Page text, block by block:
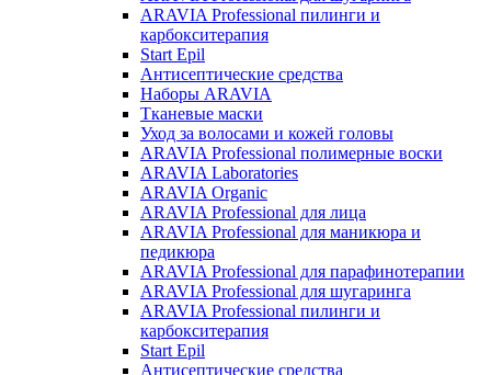
ARAVIA Professional пилинги и
карбокситерапия
Start Epil
Антисептические средства
Наборы ARAVIA
Тканевые маски
Уход за волосами и кожей головы
ARAVIA Professional полимерные воски
ARAVIA Laboratories
ARAVIA Organic
ARAVIA Professional для лица
ARAVIA Professional для маникюра и
педикюра
ARAVIA Professional для парафинотерапии
ARAVIA Professional для шугаринга
ARAVIA Professional пилинги и
карбокситерапия
Start Epil
Антисептические средства